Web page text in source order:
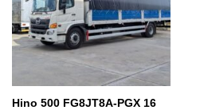
Hino 500 FG8JT8A-PGX 16